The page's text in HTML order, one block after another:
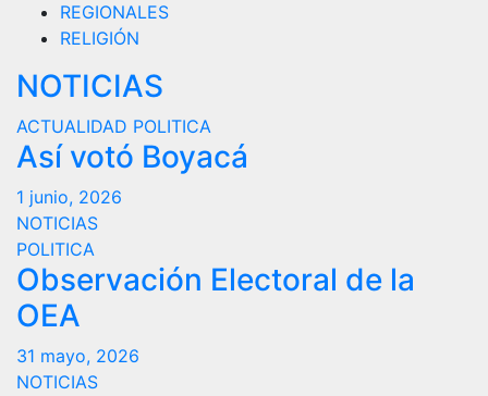
REGIONALES
RELIGIÓN
NOTICIAS
ACTUALIDAD POLITICA
Así votó Boyacá
1 junio, 2026
NOTICIAS
POLITICA
Observación Electoral de la
OEA
31 mayo, 2026
NOTICIAS